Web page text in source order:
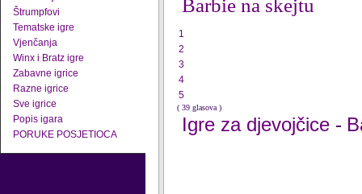
Štrumpfovi
Tematske igre
Vjenčanja
Winx i Bratz igre
Zabavne igrice
Razne igrice
Sve igrice
Popis igara
PORUKE POSJETIOCA
Barbie na skejtu
1
2
3
4
5
( 39 glasova )
Igre za djevojčice -